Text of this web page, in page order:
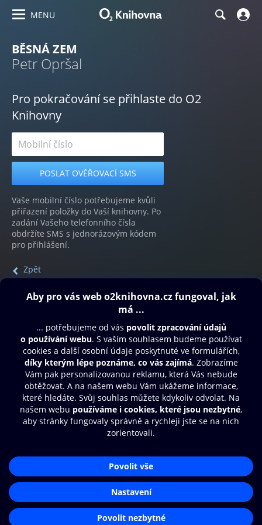
MENU
BĚSNÁ ZEM
Petr Opršal
Pro pokračování se přihlaste do O2
Knihovny
Vaše mobilní číslo potřebujeme kvůli
přiřazení položky do Vaší knihovny. Po
zadání Vašeho telefonního čísla
obdržíte SMS s jednorázovým kódem
pro přihlášení.
Zpět
Obsah ke stažení
Moje O2 Knihovna
Další zábava
© O2 Czech Republic a.s.
Přístupnost
Zásady zpracování osobních údajů
Nastavení cookies
Aplikace O2 Knihovna
Čti a poslouchej své e-knihy a
audioknihy rychleji a pohodlněji.